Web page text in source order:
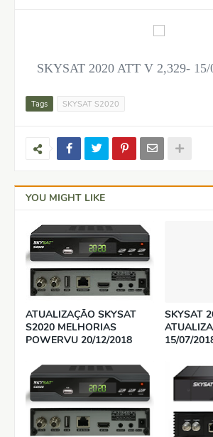
SKYSAT 2020 ATT V 2,329-
Tags SKYSAT S2020
YOU MIGHT LIKE
ATUALIZAÇÃO SKYSAT
S2020 MELHORIAS
POWERVU 20/12/2018
SKYSAT
15/07/